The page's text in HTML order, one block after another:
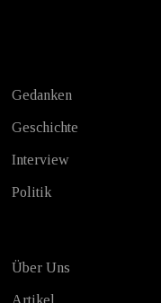
Gedanken
Geschichte
Interview
Politik
Über Uns